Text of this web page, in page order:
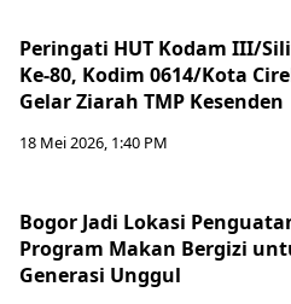
Peringati HUT Kodam III/
Ke-80, Kodim 0614/Kota
Gelar Ziarah TMP Kesenden
18 Mei 2026, 1:40 PM
Bogor Jadi Lokasi
Program Makan Bergizi
Generasi Unggul